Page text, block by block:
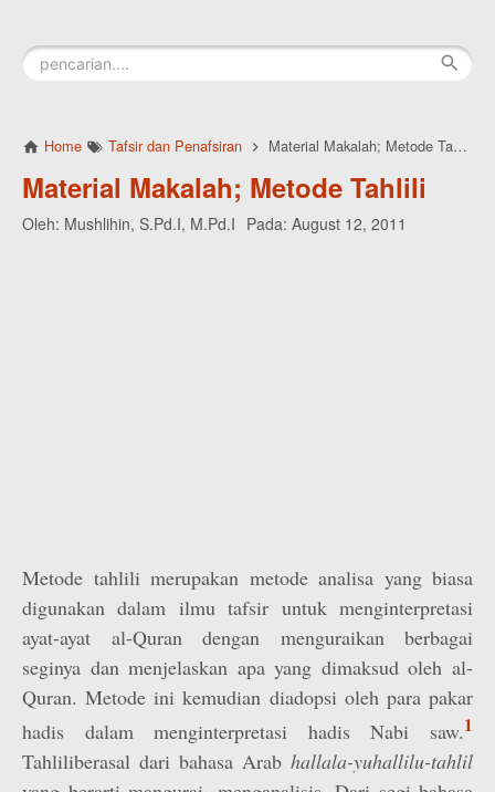
Home Tafsir dan Penafsiran Material Makalah; Metode Tahlili
Material Makalah; Metode Tahlili
Oleh: Mushlihin, S.Pd.I, M.Pd.I Pada: August 12, 2011
Metode tahlili merupakan metode analisa yang biasa
digunakan dalam ilmu tafsir untuk menginterpretasi
ayat-ayat al-Quran dengan menguraikan berbagai
seginya dan menjelaskan apa yang dimaksud oleh al-
Quran. Metode ini kemudian diadopsi oleh para pakar
hadis dalam menginterpretasi hadis Nabi saw.1
Tahliliberasal dari bahasa Arab hallala-yuhallilu-tahlil